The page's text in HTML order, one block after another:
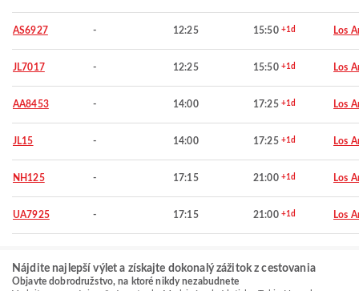
AS6927 - 12:25 15:50 +1d Los
JL7017 - 12:25 15:50 +1d Los
AA8453 - 14:00 17:25 +1d Los
JL15 - 14:00 17:25 +1d Los
NH125 - 17:15 21:00 +1d Los
UA7925 - 17:15 21:00 +1d Los
Nájdite najlepší výlet a získajte dokonalý zážitok z cestovania
Objavte dobrodružstvo, na ktoré nikdy nezabudnete